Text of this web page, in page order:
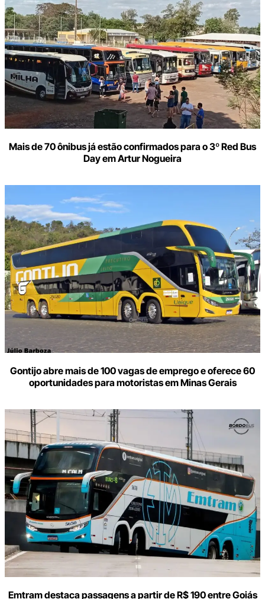
Mais de 70 ônibus já estão confirmados para o 3º Red Bus
Day em Artur Nogueira
Gontijo abre mais de 100 vagas de emprego e oferece 60
oportunidades para motoristas em Minas Gerais
Emtram destaca passagens a partir de R$ 190 entre Goiás